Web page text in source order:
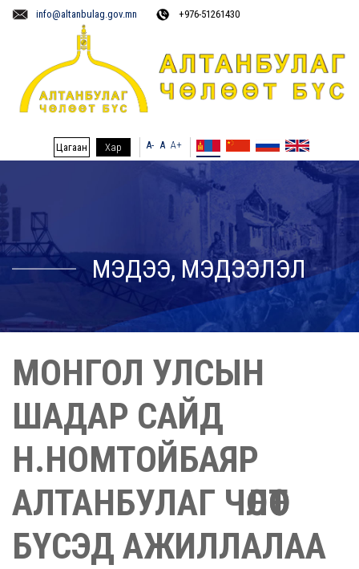
info@altanbulag.gov.mn +976-51261430
Цагаан Хар A- A A+
МЭДЭЭ, МЭДЭЭЛЭЛ
МОНГОЛ УЛСЫН
ШАДАР САЙД
Н.НОМТОЙБАЯР
АЛТАНБУЛАГ ЧӨЛӨӨТ
БҮСЭД АЖИЛЛАЛАА